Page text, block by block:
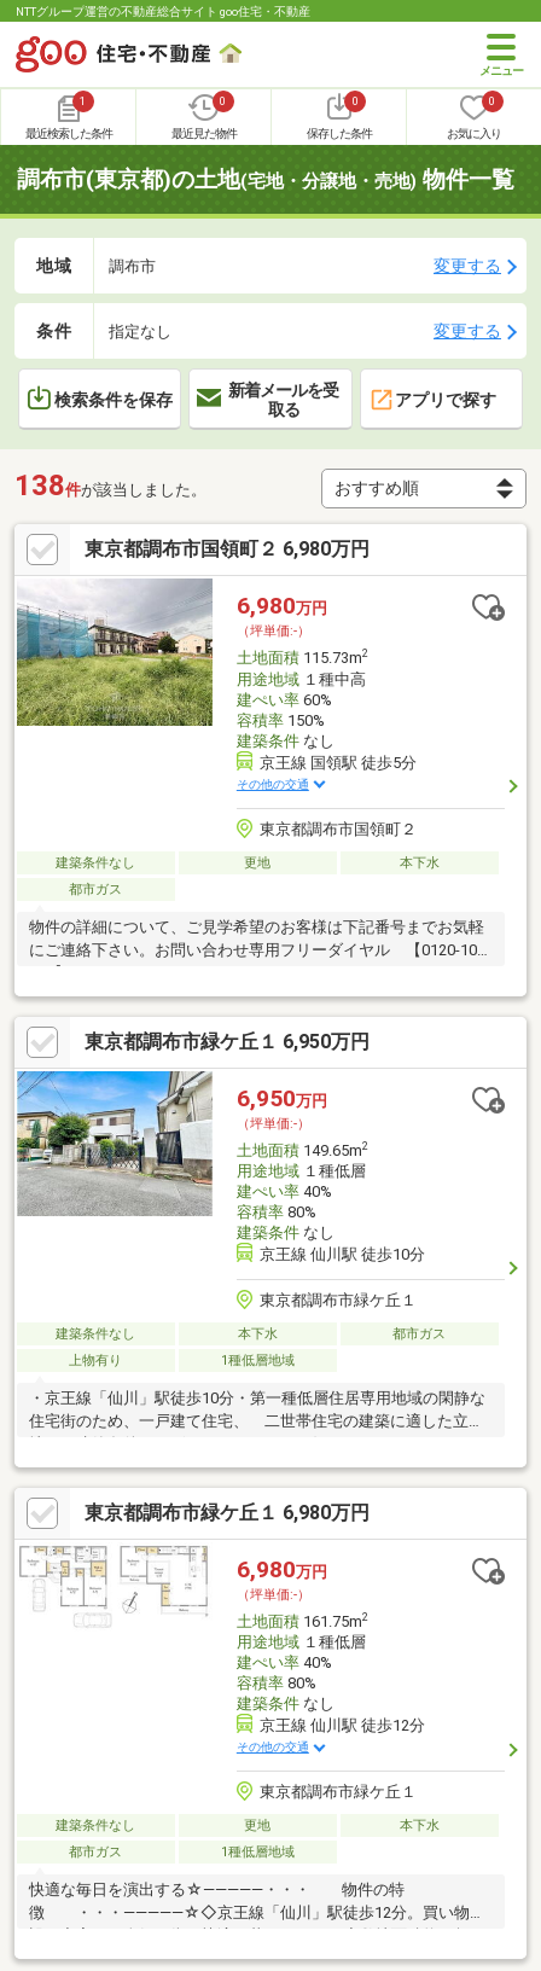
NTTグループ運営の不動産総合サイト goo住宅・不動産
1
最近検索した条件
0
最近見た物件
0
保存した条件
0
お気に入り
調布市(東京都)の土地(宅地・分譲地・売地) 物件一覧
地域 調布市 変更する
条件 指定なし 変更する
検索条件を保存
新着メールを受
取る
アプリで探す
138件が該当しました。
東京都調布市国領町２ 6,980万円
6,980万円
（坪単価:-）
土地面積115.73m2
用途地域１種中高
建ぺい率60%
容積率150%
建築条件なし
京王線 国領駅 徒歩5分
その他の交通
東京都調布市国領町２
建築条件なし 更地
本下水
都市ガス
物件の詳細について、ご見学希望のお客様は下記番号までお気軽
にご連絡下さい。お問い合わせ専用フリーダイヤル 【0120-104-
633】
東京都調布市緑ケ丘１ 6,950万円
6,950万円
（坪単価:-）
土地面積149.65m2
用途地域１種低層
建ぺい率40%
容積率80%
建築条件なし
京王線 仙川駅 徒歩10分
東京都調布市緑ケ丘１
建築条件なし 本下水
都市ガス
上物有り
1種低層地域
・京王線「仙川」駅徒歩10分・第一種低層住居専用地域の閑静な
住宅街のため、一戸建て住宅、 二世帯住宅の建築に適した立
て建築可能です。・ハウスメーカーもご紹介可能ですので、お問
い合わせください。■仙川駅までは、おおむね平坦なアクセス
（私道負担部分がありますので、有効宅地面積は、約149m2とな
ります）
東京都調布市緑ケ丘１ 6,980万円
6,980万円
（坪単価:-）
土地面積161.75m2
用途地域１種低層
建ぺい率40%
容積率80%
建築条件なし
京王線 仙川駅 徒歩12分
その他の交通
東京都調布市緑ケ丘１
建築条件なし 更地
本下水
都市ガス
1種低層地域
快適な毎日を演出する☆―――――・・・ 物件の特
徴 ・・・―――――☆◇京王線「仙川」駅徒歩12分。買い物施
ゆとり。車2台駐車可能な余裕ある配棟計画が可能です！◇南